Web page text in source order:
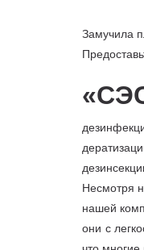
Замучила
Несмотря
нашей
они с